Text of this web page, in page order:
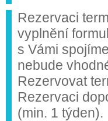
Rezervaci
vyplnění
s Vámi
nebude
Rezervovat
Rezervaci
(min. 1 týden).